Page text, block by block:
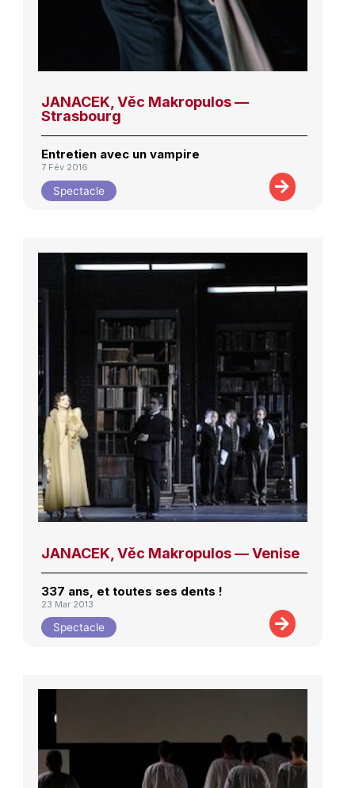
JANACEK, Věc Makropulos —
Strasbourg
Entretien avec un vampire
7 Fév 2016
Spectacle
JANACEK, Věc Makropulos — Venise
337 ans, et toutes ses dents !
23 Mar 2013
Spectacle